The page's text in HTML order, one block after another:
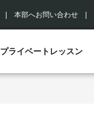
本部へお問い合わせ
プライベートレッスン